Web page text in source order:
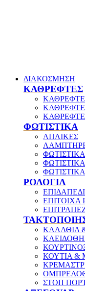
ΔΙΑΚΟΣΜΗΣΗ
ΚΑΘΡΕΦΤΕΣ
ΦΩΤΙΣΤΙΚΑ
ΑΠΛΙΚΕΣ
ΡΟΛΟΓΙΑ
ΕΠΙΤΟΙΧΑ
ΚΑΛΑΘΙΑ
ΚΟΥΤΙΑ &
ΣΤΟΠ